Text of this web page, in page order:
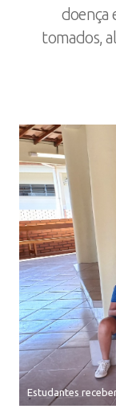
doença
tomados,
Estudantes